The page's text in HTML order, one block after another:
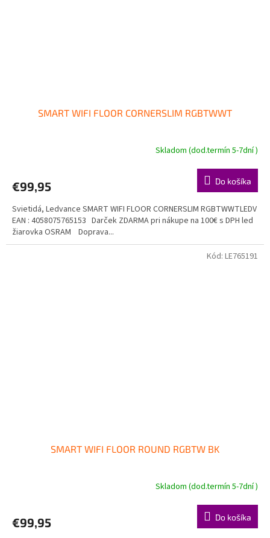
SMART WIFI FLOOR CORNERSLIM RGBTWWT
Skladom (dod.termín 5-7dní )
€99,95 Do košíka
Svietidá, Ledvance SMART WIFI FLOOR CORNERSLIM RGBTWWTLEDV
EAN : 4058075765153 Darček ZDARMA pri nákupe na 100€ s DPH led
žiarovka OSRAM Doprava...
SMART WIFI FLOOR ROUND RGBTW BK
Skladom (dod.termín 5-7dní )
€99,95 Do košíka
Kód: LE765191